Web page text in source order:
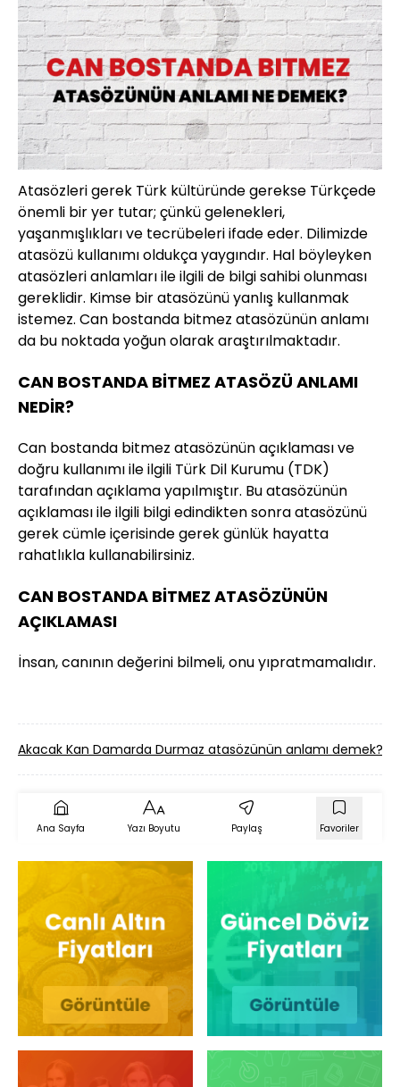
Atasözleri gerek Türk kültüründe gerekse Türkçede
önemli bir yer tutar; çünkü gelenekleri,
yaşanmışlıkları ve tecrübeleri ifade eder. Dilimizde
atasözü kullanımı oldukça yaygındır. Hal böyleyken
atasözleri anlamları ile ilgili de bilgi sahibi olunması
gereklidir. Kimse bir atasözünü yanlış kullanmak
istemez. Can bostanda bitmez atasözünün anlamı
da bu noktada yoğun olarak araştırılmaktadır.
CAN BOSTANDA BİTMEZ ATASÖZÜ ANLAMI
NEDİR?
Can bostanda bitmez atasözünün açıklaması ve
doğru kullanımı ile ilgili Türk Dil Kurumu (TDK)
tarafından açıklama yapılmıştır. Bu atasözünün
açıklaması ile ilgili bilgi edindikten sonra atasözünü
gerek cümle içerisinde gerek günlük hayatta
rahatlıkla kullanabilirsiniz.
CAN BOSTANDA BİTMEZ ATASÖZÜNÜN
AÇIKLAMASI
İnsan, canının değerini bilmeli, onu yıpratmamalıdır.
Akacak Kan Damarda Durmaz atasözünün anlamı demek?
Ana Sayfa Yazı Boyutu Paylaş Favoriler